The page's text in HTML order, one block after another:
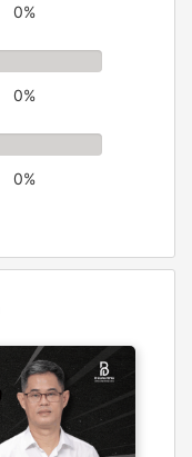
0%
0%
0%